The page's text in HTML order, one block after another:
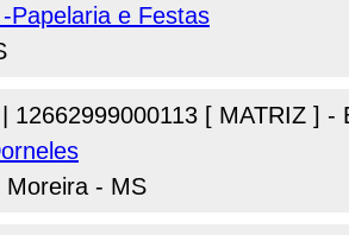
Papelaria e Festas
| 12662999000113 [ MATRIZ ] -
Moreira - MS